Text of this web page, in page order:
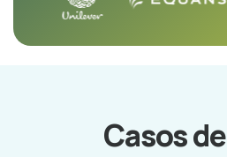
Casos de